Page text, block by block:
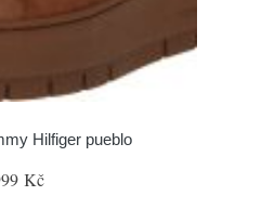
Hilfiger pueblo
Kč